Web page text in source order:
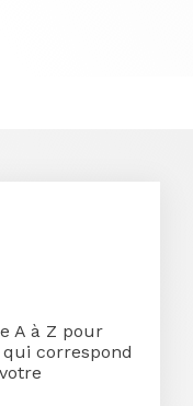
A à Z pour
correspond